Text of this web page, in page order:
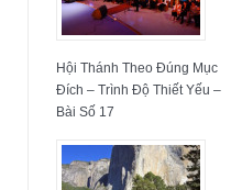
Hội Thánh Theo Đúng Mục
Đích – Trình Độ Thiết Yếu –
Bài Số 17